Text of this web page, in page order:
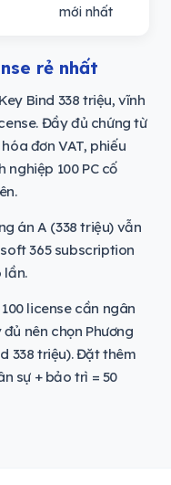
mới nhất
rẻ nhất
Bind 338 triệu, vĩnh
Đầy đủ chứng từ
đơn VAT, phiếu
nghiệp 100 PC cố
án A (338 triệu) vẫn
365 subscription
lần.
license cần ngân
nên chọn Phương
338 triệu). Đặt thêm
sự + bảo trì = 50